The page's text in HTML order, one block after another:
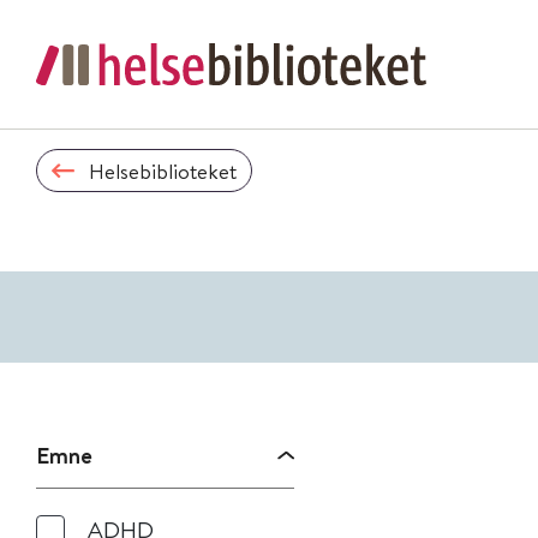
Helsebiblioteket
Emne
ADHD